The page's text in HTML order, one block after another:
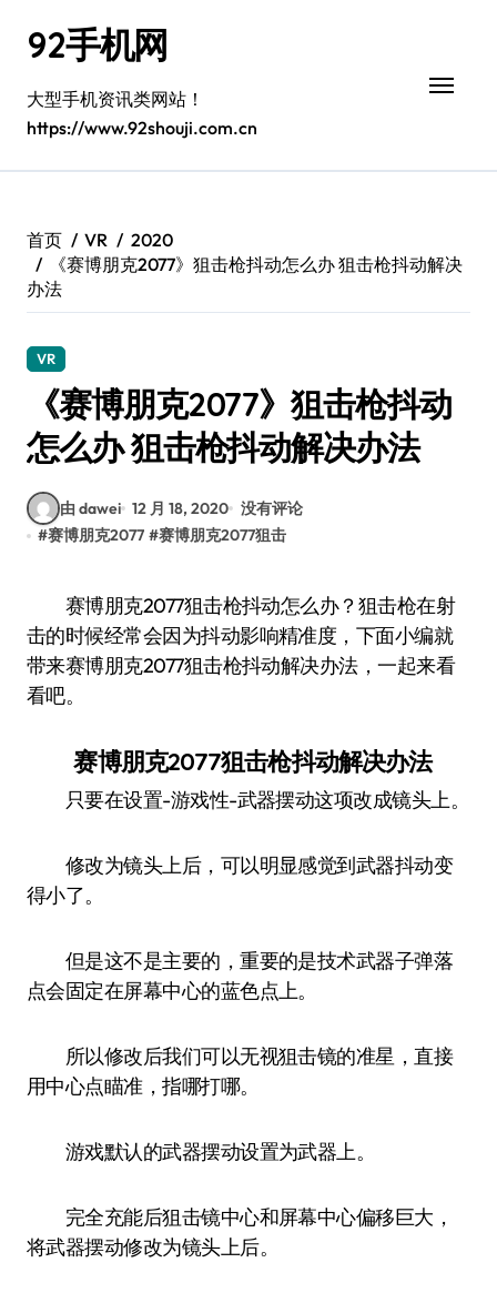
92手机网
大型手机资讯类网站！
https://www.92shouji.com.cn
首页 VR
2020
《赛博朋克2077》狙击枪抖动怎么办 狙击枪抖动解决
办法
VR
《赛博朋克2077》狙击枪抖动
怎么办 狙击枪抖动解决办法
由 dawei 12 月 18, 2020 没有评论
#赛博朋克2077 #赛博朋克2077狙击
赛博朋克2077狙击枪抖动怎么办？狙击枪在射
击的时候经常会因为抖动影响精准度，下面小编就
带来赛博朋克2077狙击枪抖动解决办法，一起来看
看吧。
赛博朋克2077狙击枪抖动解决办法
只要在设置-游戏性-武器摆动这项改成镜头上。
修改为镜头上后，可以明显感觉到武器抖动变
得小了。
但是这不是主要的，重要的是技术武器子弹落
点会固定在屏幕中心的蓝色点上。
所以修改后我们可以无视狙击镜的准星，直接
用中心点瞄准，指哪打哪。
游戏默认的武器摆动设置为武器上。
完全充能后狙击镜中心和屏幕中心偏移巨大，
将武器摆动修改为镜头上后。